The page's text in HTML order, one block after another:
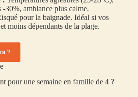
-30%, ambiance plus calme.
pour la baignade. Idéal si vos
moins dépendants de la plage.
?
pour une semaine en famille de 4 ?